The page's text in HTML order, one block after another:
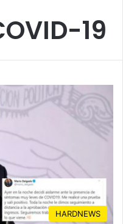
19
HARDNEWS